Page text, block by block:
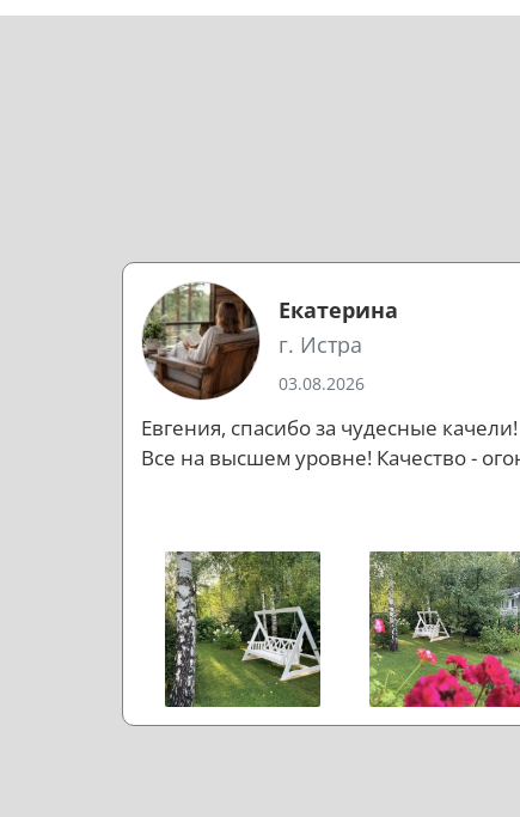
Екатерина
г. Истра
03.08.2026
Евгения, спасибо за чудесные качели!
Все на высшем уровне! Качество -